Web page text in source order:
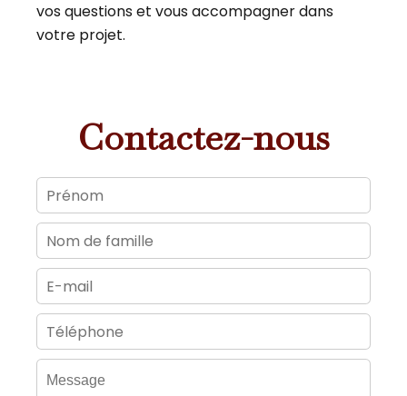
vos questions et vous accompagner dans
votre projet.
Contactez-nous